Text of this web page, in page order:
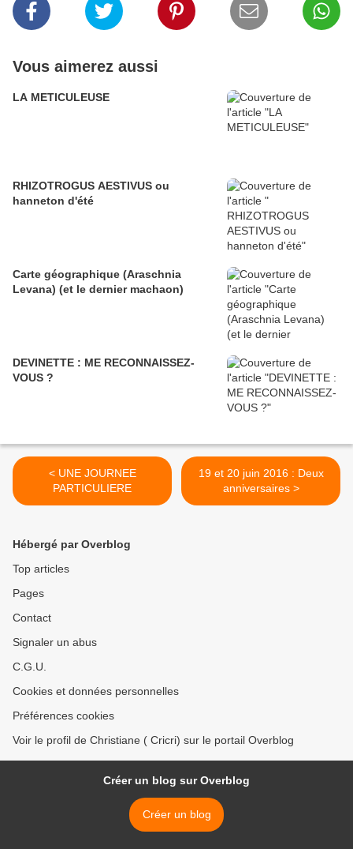
Vous aimerez aussi
LA METICULEUSE
RHIZOTROGUS AESTIVUS ou
hanneton d'été
Carte géographique (Araschnia
Levana) (et le dernier machaon)
DEVINETTE : ME RECONNAISSEZ-
VOUS ?
< UNE JOURNEE
PARTICULIERE
19 et 20 juin 2016 : Deux
anniversaires >
Hébergé par Overblog
Top articles
Pages
Contact
Signaler un abus
C.G.U.
Cookies et données personnelles
Préférences cookies
Voir le profil de Christiane ( Cricri) sur le portail Overblog
Créer un blog sur Overblog
Créer un blog